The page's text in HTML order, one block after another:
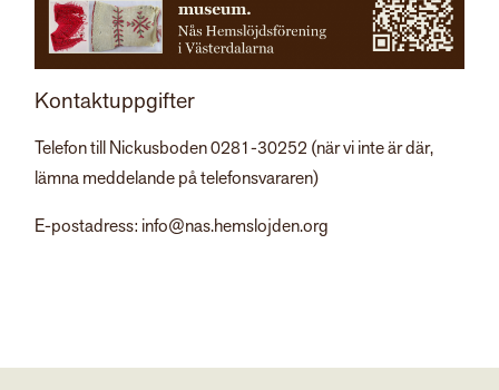
Kontaktuppgifter
Telefon till Nickusboden 0281-30252 (när vi inte är där,
lämna meddelande på telefonsvararen)
E-postadress: info@nas.hemslojden.org